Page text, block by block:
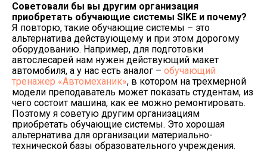
Советовали бы вы другим организация
приобретать обучающие системы SIKE и почему?
Я повторю, такие обучающие системы – это
альтернатива действующему и при этом дорогому
оборудованию. Например, для подготовки
автослесарей нам нужен действующий макет
автомобиля, а у нас есть аналог – обучающий
тренажер «Автомеханик», в котором на трехмерной
модели преподаватель может показать студентам, из
чего состоит машина, как ее можно ремонтировать.
Поэтому я советую другим организациям
приобретать обучающие системы. Это хорошая
альтернатива для организации материально-
технической базы образовательного учреждения.